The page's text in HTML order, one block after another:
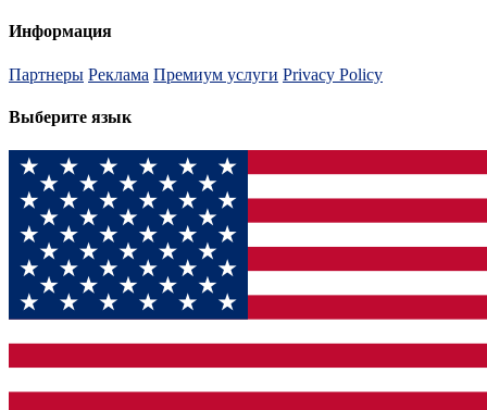
Информация
Партнеры Реклама Премиум услуги Privacy Policy
Выберите язык